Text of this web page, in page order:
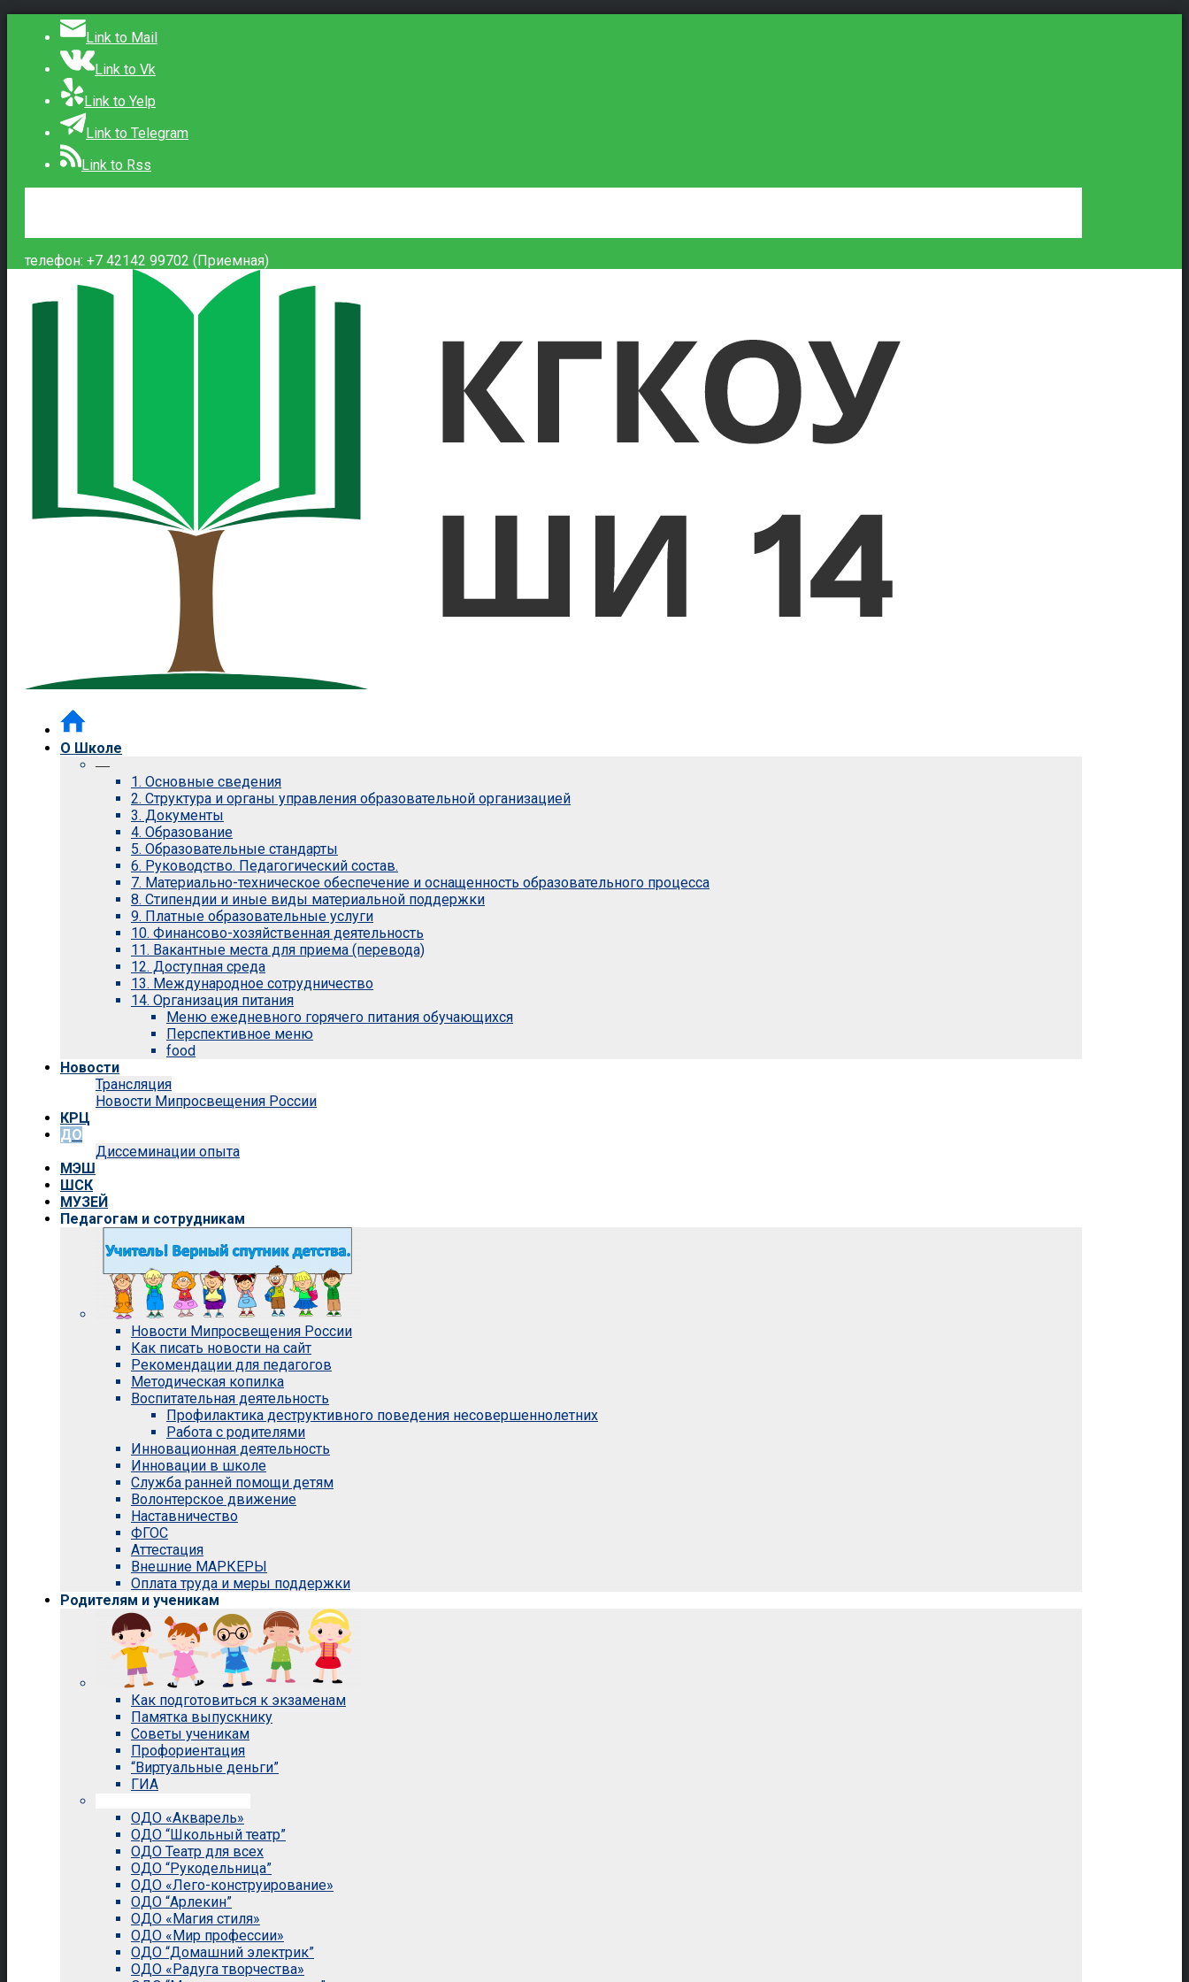
Link to Mail
Link to Vk
Link to Yelp
Link to Telegram
Link to Rss
телефон: +7 42142 99702 (Приемная)
О Школе
—
1. Основные сведения
2. Структура и органы управления образовательной организацией
3. Документы
4. Образование
5. Образовательные стандарты
6. Руководство. Педагогический состав.
7. Материально-техническое обеспечение и оснащенность образовательного процесса
8. Стипендии и иные виды материальной поддержки
9. Платные образовательные услуги
10. Финансово-хозяйственная деятельность
11. Вакантные места для приема (перевода)
12. Доступная среда
13. Международное сотрудничество
14. Организация питания
Меню ежедневного горячего питания обучающихся
Перспективное меню
food
Новости
Трансляция
Новости Мипросвещения России
КРЦ
ДО
Диссеминации опыта
МЭШ
ШСК
МУЗЕЙ
Педагогам и сотрудникам
Новости Мипросвещения России
Как писать новости на сайт
Рекомендации для педагогов
Методическая копилка
Воспитательная деятельность
Профилактика деструктивного поведения несовершеннолетних
Работа с родителями
Инновационная деятельность
Инновации в школе
Служба ранней помощи детям
Волонтерское движение
Наставничество
ФГОС
Аттестация
Внешние МАРКЕРЫ
Оплата труда и меры поддержки
Родителям и ученикам
Как подготовиться к экзаменам
Памятка выпускнику
Советы ученикам
Профориентация
“Виртуальные деньги”
ГИА
ОДО «Акварель»
ОДО “Школьный театр”
ОДО Театр для всех
ОДО “Рукодельница”
ОДО «Лего-конструирование»
ОДО “Арлекин”
ОДО «Магия стиля»
ОДО «Мир профессии»
ОДО “Домашний электрик”
ОДО «Радуга творчества»